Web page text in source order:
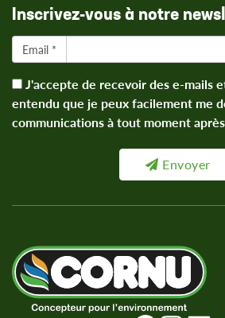
Inscrivez-vous à notre
Email *
J'accepte de recevoir des e-mails
entendu que je peux facilement me
communications à tout moment
Envoyer